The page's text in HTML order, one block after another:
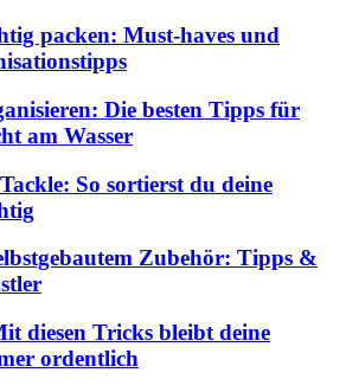
packen: Must-haves und
Die besten Tipps für
am Wasser
So sortierst du deine
Zubehör: Tipps &
diesen Tricks bleibt deine
ordentlich